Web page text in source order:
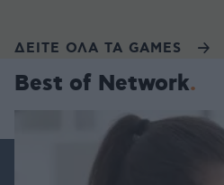
ΔΕΙΤΕ ΟΛΑ ΤΑ GAMES
Best of Network